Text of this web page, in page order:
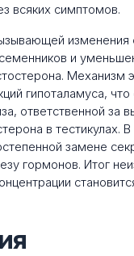
всяких симптомов.
изменения
и
Механизм
гипоталамуса,
ответственной за
в тестикулах. В
замене
гормонов. Итог